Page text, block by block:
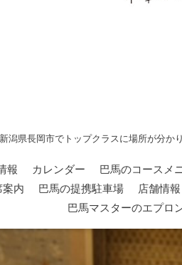
新潟県長岡市でトップクラスに場所が分か
報 カレンダー 巴馬のコースメ
案内
巴馬の提携駐車場 店舗情報
巴馬マスターのエプロ